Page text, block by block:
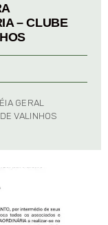
– CLUBE
GERAL
VALINHOS